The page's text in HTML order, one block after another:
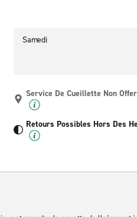
Samedi
Service De Cueillette Non
Retours Possibles Hors Des